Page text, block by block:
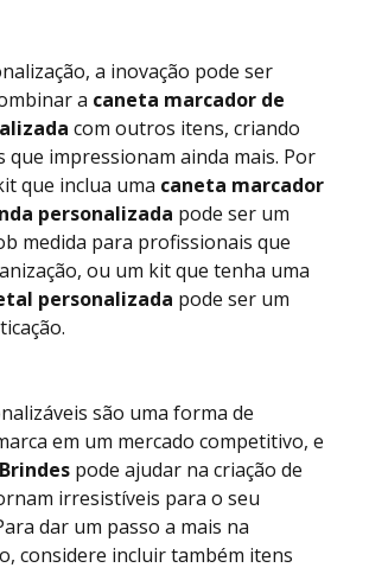
a inovação pode ser
a caneta marcador de
com outros itens, criando
que impressionam ainda mais. Por
que inclua uma caneta marcador
personalizada pode ser um
medida para profissionais que
ou um kit que tenha uma
personalizada pode ser um
são uma forma de
em um mercado competitivo, e
pode ajudar na criação de
irresistíveis para o seu
dar um passo a mais na
considere incluir também itens